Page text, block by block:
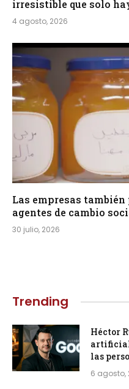
irresistible que solo
4 agosto, 2026
Las empresas
agentes de cambio
30 julio, 2026
Trending
Héctor
las
6 agosto,